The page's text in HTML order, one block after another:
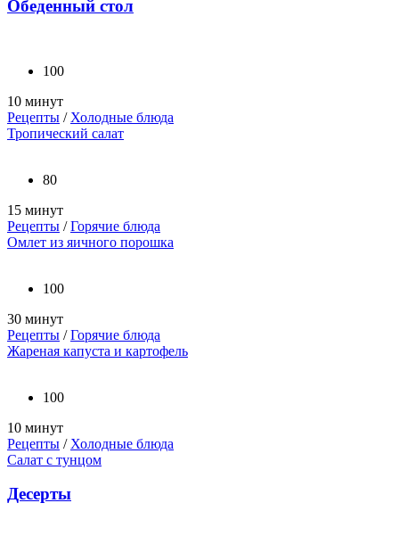
Обеденный стол
100
10 минут
Рецепты / Холодные блюда
Тропический салат
80
15 минут
Рецепты /Горячие блюда
Омлет из яичного порошка
100
30 минут
Рецепты /Горячие блюда
Жареная капуста и картофель
100
10 минут
Рецепты / Холодные блюда
Салат с тунцом
Десерты